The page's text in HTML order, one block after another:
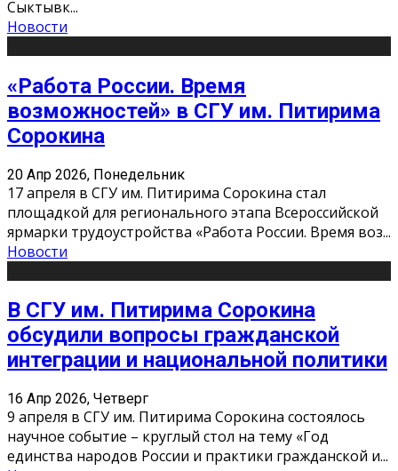
Сыктывк...
Новости
«Работа России. Время
возможностей» в СГУ им. Питирима
Сорокина
20 Апр 2026, Понедельник
17 апреля в СГУ им. Питирима Сорокина стал
площадкой для регионального этапа Всероссийской
ярмарки трудоустройства «Работа России. Время воз...
Новости
В СГУ им. Питирима Сорокина
обсудили вопросы гражданской
интеграции и национальной политики
16 Апр 2026, Четверг
9 апреля в СГУ им. Питирима Сорокина состоялось
научное событие – круглый стол на тему «Год
единства народов России и практики гражданской и...